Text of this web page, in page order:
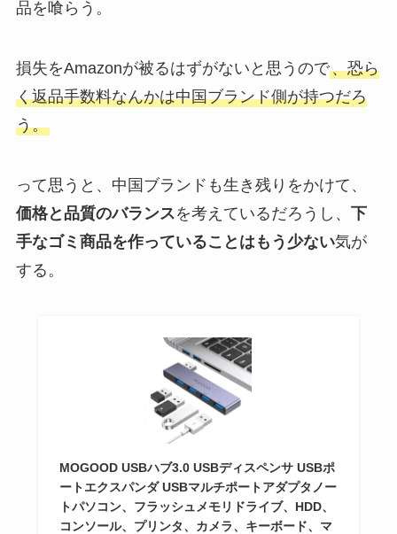
品を喰らう。
損失をAmazonが被るはずがないと思うので、恐ら
く返品手数料なんかは中国ブランド側が持つだろ
う。
って思うと、中国ブランドも生き残りをかけて、
価格と品質のバランスを考えているだろうし、 下
手なゴミ商品を作っていることはもう少ない気が
する。
MOGOOD USBハブ3.0 USBディスペンサ USBポ
ートエクスパンダ USBマルチポートアダプタノー
トパソコン、フラッシュメモリドライブ、HDD、
コンソール、プリンタ、カメラ、キーボード、マ